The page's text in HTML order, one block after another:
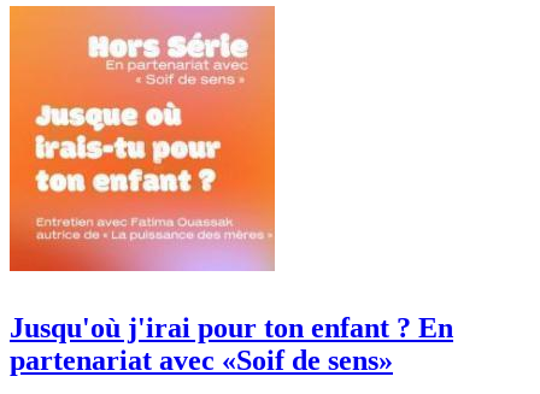
Jusqu'où j'irai pour ton enfant ? En
partenariat avec «Soif de sens»